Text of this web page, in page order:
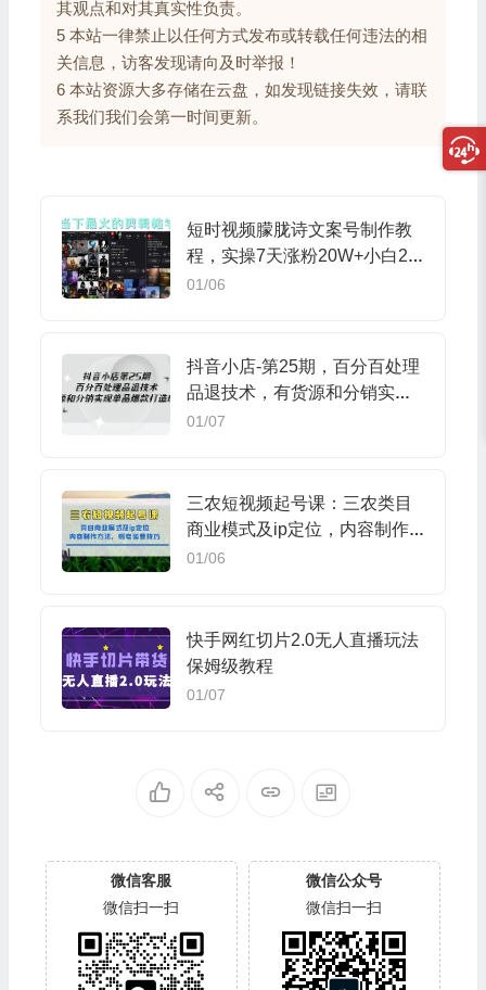
其观点和对其真实性负责。
5 本站一律禁止以任何方式发布或转载任何违法的相
关信息，访客发现请向及时举报！
6 本站资源大多存储在云盘，如发现链接失效，请联
系我们我们会第一时间更新。
短时视频朦胧诗文案号制作教
程，实操7天涨粉20W+小白20
分钟看完直接上手
01/06
抖音小店-第25期，百分百处理
品退技术，有货源和分销实现
单品爆款打造玩法
01/07
三农短视频起号课：三农类目
商业模式及ip定位，内容制作
方法，账号运营技巧
01/06
快手网红切片2.0无人直播玩法
保姆级教程
01/07
微信客服
微信扫一扫
微信公众号
微信扫一扫